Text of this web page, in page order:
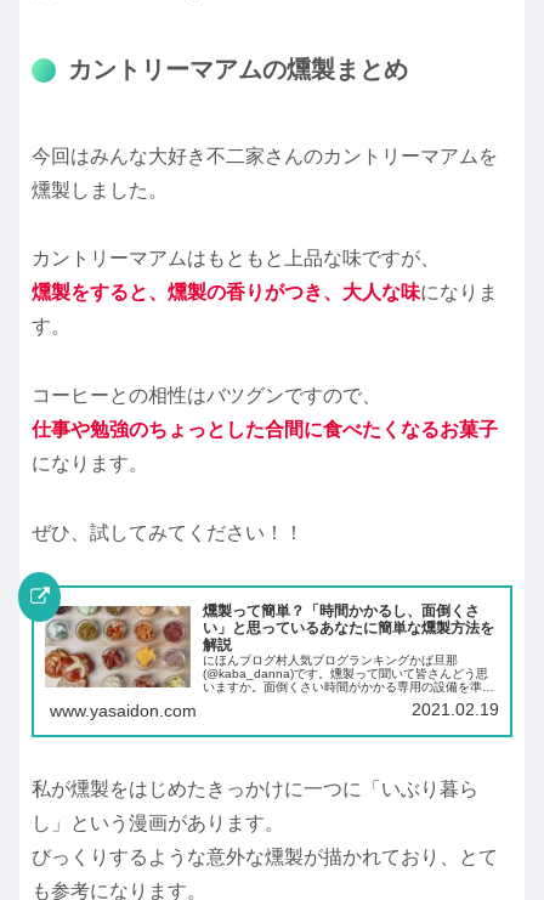
カントリーマアムの燻製まとめ
今回はみんな大好き不二家さんのカントリーマアムを
燻製しました。
カントリーマアムはもともと上品な味ですが、
燻製をすると、燻製の香りがつき、大人な味になりま
す。
コーヒーとの相性はバツグンですので、
仕事や勉強のちょっとした合間に食べたくなるお菓子
になります。
ぜひ、試してみてください！！
燻製って簡単？「時間かかるし、面倒くさ
い」と思っているあなたに簡単な燻製方法を
解説
にほんブログ村人気ブログランキングかば旦那
(@kaba_danna)です。燻製って聞いて皆さんどう思
いますか。面倒くさい時間がかかる専用の設備を準備
ると思います。実はおいしい燻製が簡単にできる...
www.yasaidon.com 2021.02.19
私が燻製をはじめたきっかけに一つに「いぶり暮ら
し」という漫画があります。
びっくりするような意外な燻製が描かれており、とて
も参考になります。